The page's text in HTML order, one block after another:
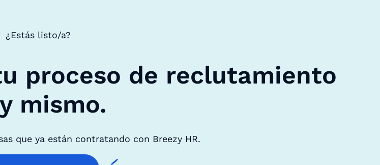
¿Estás listo/a?
proceso de reclutamiento
mismo.
que ya están contratando con Breezy HR.